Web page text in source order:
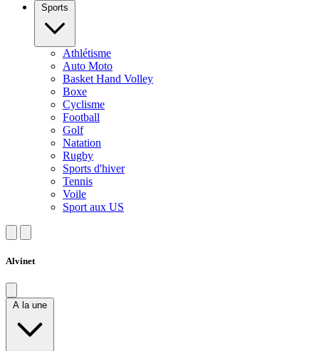
Sports
Athlétisme
Auto Moto
Basket Hand Volley
Boxe
Cyclisme
Football
Golf
Natation
Rugby
Sports d'hiver
Tennis
Voile
Sport aux US
Alvinet
A la une